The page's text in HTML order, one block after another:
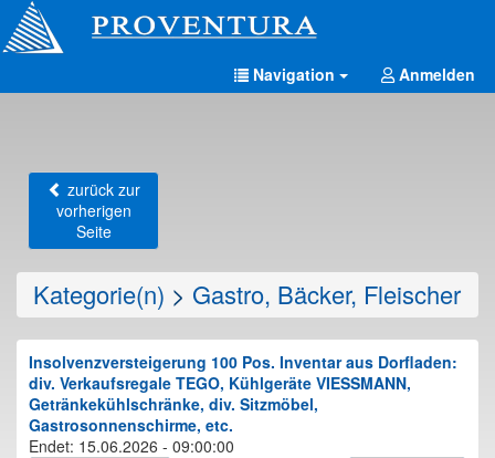
Navigation Anmelden
zurück zur
vorherigen
Seite
Kategorie(n) > Gastro, Bäcker, Fleischer
Insolvenzversteigerung 100 Pos. Inventar aus Dorfladen:
div. Verkaufsregale TEGO, Kühlgeräte VIESSMANN,
Getränkekühlschränke, div. Sitzmöbel,
Gastrosonnenschirme, etc.
Endet: 15.06.2026 - 09:00:00